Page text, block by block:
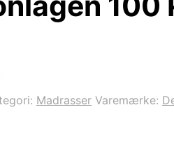
Madrasser Varemærke: